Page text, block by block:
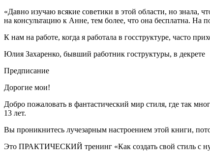
«Давно изучаю всякие советики в этой области, но знала,
на консультацию к Анне, тем более, что она бесплатна. На
К нам на работе, когда я работала в госструктуре, часто
Юлия Захаренко, бывший работник гоструктуры, в декрете
Предписание
Дорогие мои!
Добро пожаловать в фантастический мир стиля, где так
13 лет.
Вы проникнитесь лучезарным настроением этой книги,
Это ПРАКТИЧЕСКИЙ тренинг «Как создать свой стиль с